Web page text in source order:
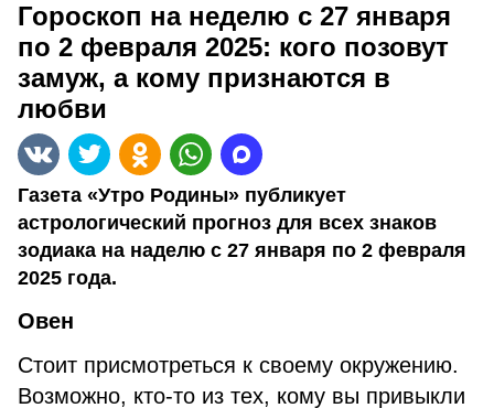
Гороскоп на неделю с 27 января
по 2 февраля 2025: кого позовут
замуж, а кому признаются в
любви
Газета «Утро Родины» публикует
астрологический прогноз для всех знаков
зодиака на наделю с 27 января по 2 февраля
2025 года.
Овен
Стоит присмотреться к своему окружению.
Возможно, кто-то из тех, кому вы привыкли